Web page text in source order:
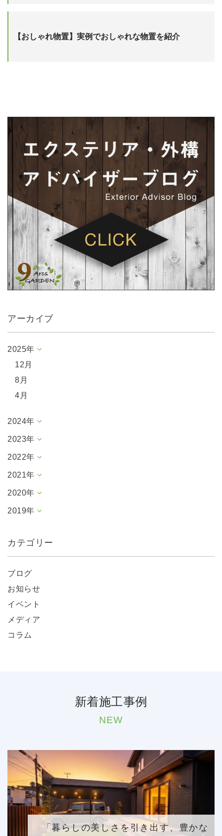
【おしゃれ物置】実例でおしゃれな物置を紹介
アーカイブ
2025年
12月
8月
4月
2024年
2023年
2022年
2021年
2020年
2019年
カテゴリー
ブログ
お知らせ
イベント
メディア
コラム
新着施工事例
NEW
「暮らしの美しさを引き出す、豊かな